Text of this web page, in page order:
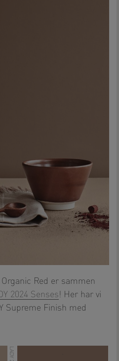
Red er sammen
2024 Senses! Her har vi
Supreme Finish med